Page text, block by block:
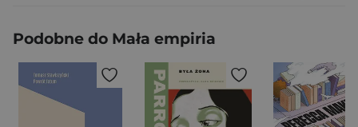
Podobne do Mała empiria